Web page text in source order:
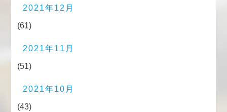
2021年12月
(61)
2021年11月
(51)
2021年10月
(43)